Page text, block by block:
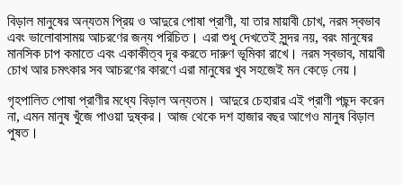
বিড়াল মানুষের অন্যতম প্রিয় ও আদুরে পোষা প্রাণী, যা তার মায়াবী চোখ, নরম স্বভাব
এবং ভালোবাসাময় আচরণের জন্য পরিচিত। এরা শুধু দেখতেই সুন্দর নয়, বরং মানুষের
মানসিক চাপ কমাতে এবং একাকীত্ব দূর করতে দারুণ ভূমিকা রাখে। নরম স্বভাব, মায়াবী
চোখ আর চমৎকার সব আচরণের কারণে এরা মানুষের খুব সহজেই মন কেড়ে নেয়।
গৃহপালিত পোষা প্রাণীর মধ্যে বিড়াল অন্যতম। আদুরে চেহারার এই প্রাণী পছন্দ করেন
না, এমন মানুষ খুঁজে পাওয়া দুষ্কর। আজ থেকে দশ হাজার বছর আগেও মানুষ বিড়াল
পুষত।